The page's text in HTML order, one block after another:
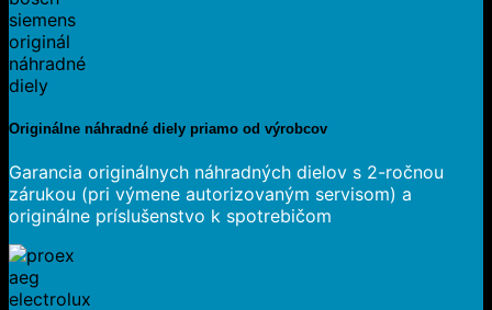
Originálne náhradné diely priamo od výrobcov
Garancia originálnych náhradných dielov s 2-ročnou
zárukou (pri výmene autorizovaným servisom) a
originálne príslušenstvo k spotrebičom